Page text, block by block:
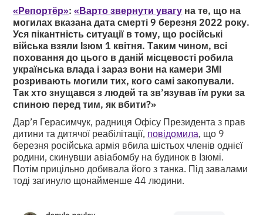
«Репортёр»:«Варто звернути увагу на те, що на
могилах вказана дата смерті 9 березня 2022 року.
Уся пікантність ситуації в тому, що російські
війська взяли Ізюм 1 квітня. Таким чином, всі
поховання до цього в даній місцевості робила
українська влада і зараз вони на камери ЗМІ
розривають могили тих, кого самі закопували.
Так хто знущався з людей та зв’язував їм руки за
спиною перед тим, як вбити?»
Дар’я Герасимчук, радниця Офісу Президента з прав
дитини та дитячої реабілітації, повідомила, що 9
березня російська армія вбила шістьох членів однієї
родини, скинувши авіабомбу на будинок в Ізюмі.
Потім прицільно добивала його з танка. Під завалами
тоді загинуло щонайменше 44 людини.